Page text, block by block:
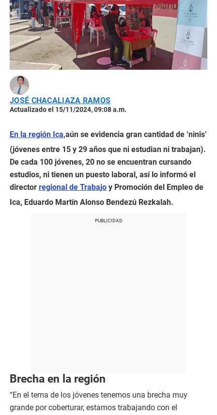
JOSÉ CHACALIAZA RAMOS
Actualizado el 15/11/2024, 09:08 a.m.
En la región Ica,aún se evidencia gran cantidad de ‘ninis’
(jóvenes entre 15 y 29 años que ni estudian ni trabajan).
De cada 100 jóvenes, 20 no se encuentran cursando
estudios, ni tienen un puesto laboral, así lo informó el
director regional de Trabajo y Promoción del Empleo de
Ica, Eduardo Martín Alonso Bendezú Rezkalah.
Brecha en la región
“En el tema de los jóvenes tenemos una brecha muy
grande por coberturar, estamos trabajando con el